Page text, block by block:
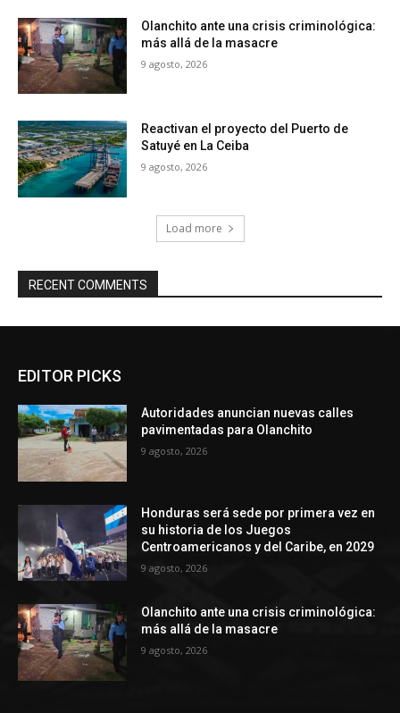
Olanchito ante una crisis criminológica:
más allá de la masacre
9 agosto, 2026
Reactivan el proyecto del Puerto de
Satuyé en La Ceiba
9 agosto, 2026
Load more
RECENT COMMENTS
EDITOR PICKS
Autoridades anuncian nuevas calles
pavimentadas para Olanchito
9 agosto, 2026
Honduras será sede por primera vez en
su historia de los Juegos
Centroamericanos y del Caribe, en 2029
9 agosto, 2026
Olanchito ante una crisis criminológica:
más allá de la masacre
9 agosto, 2026